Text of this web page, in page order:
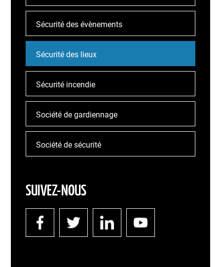
Sécurité des évènements
Sécurité des lieux
Sécurité incendie
Société de gardiennage
Société de sécurité
SUIVEZ-NOUS